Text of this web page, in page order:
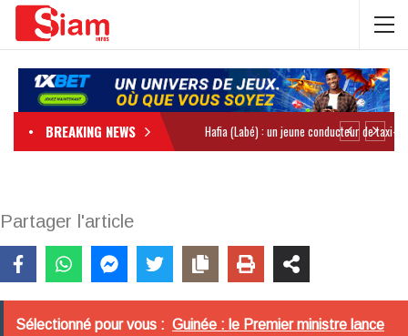
BREAKING NEWS
Partager l'article
Sélectionné pour vous : Guinée : le Premier ministre lance